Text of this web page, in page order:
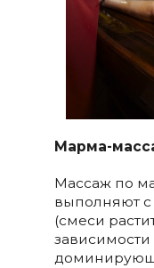
Марма-
Массаж по
выполняют
(смеси